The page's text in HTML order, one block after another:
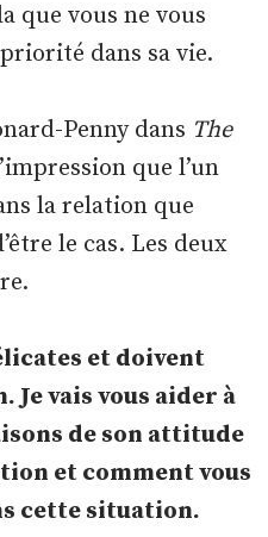
que vous ne vous
dans sa vie.
Penny dans The
que l’un
la relation que
le cas. Les deux
et doivent
Je vais vous aider à
de son attitude
et comment vous
cette situation.